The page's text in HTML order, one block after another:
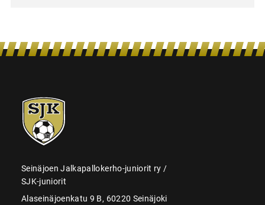
SJK-
juniorit
Seinäjoen Jalkapallokerho-juniorit ry /
SJK-juniorit
Alaseinäjoenkatu 9 B, 60220 Seinäjoki